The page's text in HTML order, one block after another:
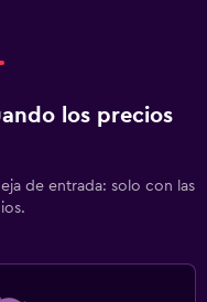
los precios
de entrada: solo con las